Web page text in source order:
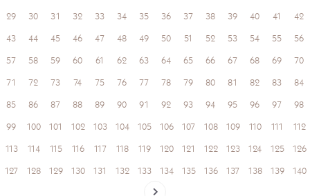
29
30 31 32 33 34 35 36 37 38 39 40 41
42
43
44 45 46 47 48 49 50 51 52 53 54 55
56
57
58 59 60 61 62 63 64 65 66 67 68 69
70
71
72 73 74 75 76 77 78 79 80 81 82 83
84
85
86 87 88 89 90 91 92 93 94 95 96 97
98
99
100 101 102 103 104 105 106 107 108 109 110 111
112
113
114 115 116 117 118 119 120 121 122 123 124 125
126
127
128 129 130 131 132 133 134 135 136 137 138 139 140